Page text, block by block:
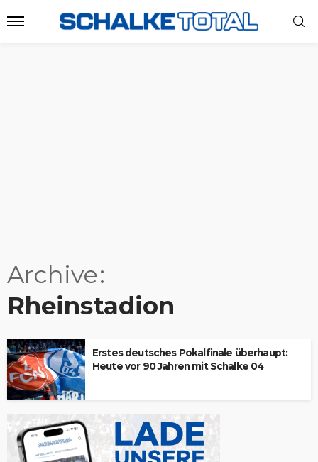
Archive
Rheinstadion
Erstes deutsches Pokalfinale überhaupt:
Heute vor 90 Jahren mit Schalke 04